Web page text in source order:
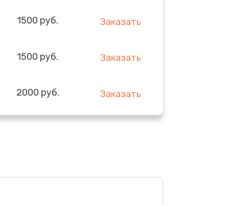
1500 руб. Заказать
1500 руб. Заказать
2000 руб. Заказать